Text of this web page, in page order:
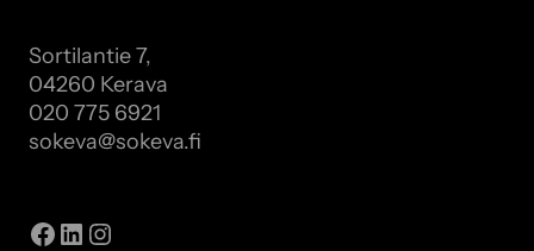
Sortilantie 7,
04260 Kerava
020 775 6921
sokeva@sokeva.fi
Facebook
LinkedIn
Instagram